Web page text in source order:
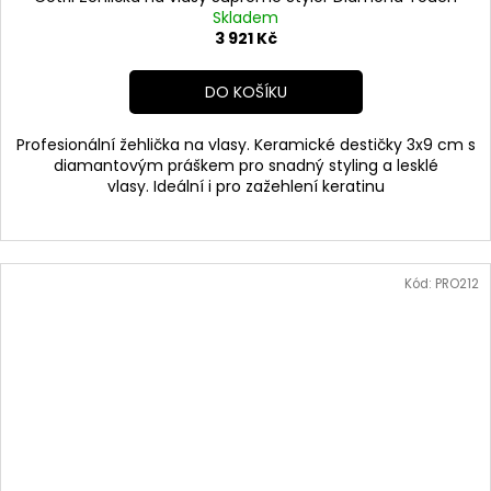
Skladem
3 921 Kč
DO KOŠÍKU
Profesionální žehlička na vlasy. Keramické destičky 3x9 cm s
diamantovým práškem pro snadný styling a lesklé
vlasy. Ideální i pro zažehlení keratinu
Kód: PRO212